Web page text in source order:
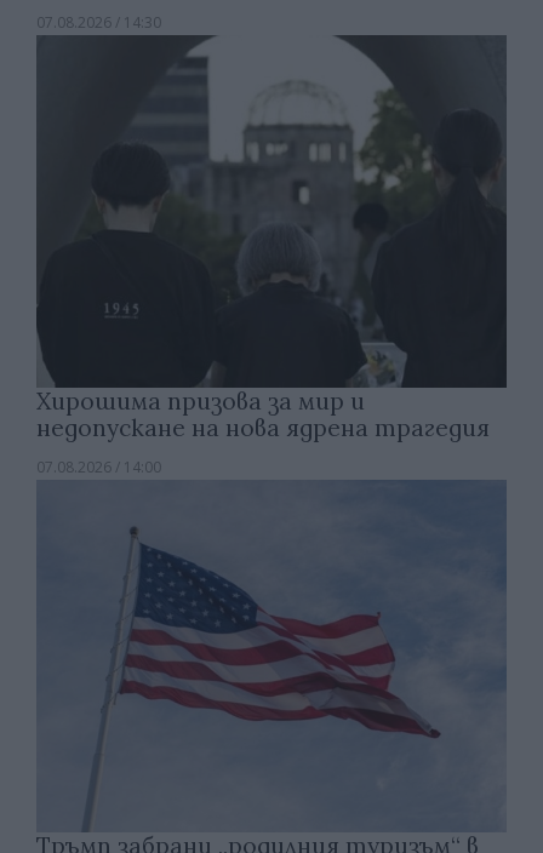
07.08.2026 / 14:30
Хирошима призова за мир и
недопускане на нова ядрена трагедия
07.08.2026 / 14:00
Тръмп забрани „родилния туризъм“ в